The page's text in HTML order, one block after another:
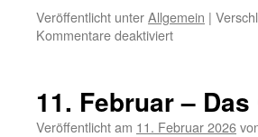
Veröffentlicht unterAllgemein |
Kommentare deaktiviertfür
Die
Ewigkeit
11. Februar –
Veröffentlicht am 11. Februar 2026